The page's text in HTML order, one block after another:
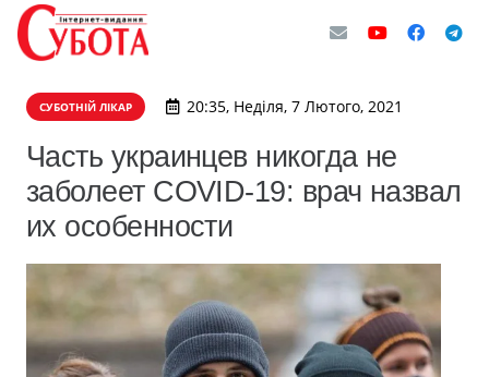
СУБОТНІЙ ЛІКАР 20:35, Неділя, 7 Лютого, 2021
Часть украинцев никогда не
заболеет COVID-19: врач назвал
их особенности